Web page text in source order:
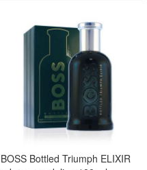
BOSS Bottled Triumph ELIXIR